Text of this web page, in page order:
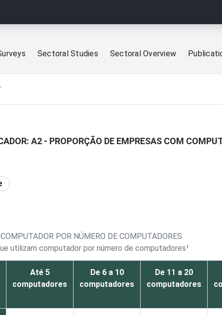
Sectoral Studies Sectoral Overview
A2 - PROPORÇÃO DE EMPRESAS COM
POR NÚMERO DE COMPUTADORES
utilizam computador por número de computadores¹
Até 5
computadores
De 6 a 10
computadores
De 11 a 20
computadores